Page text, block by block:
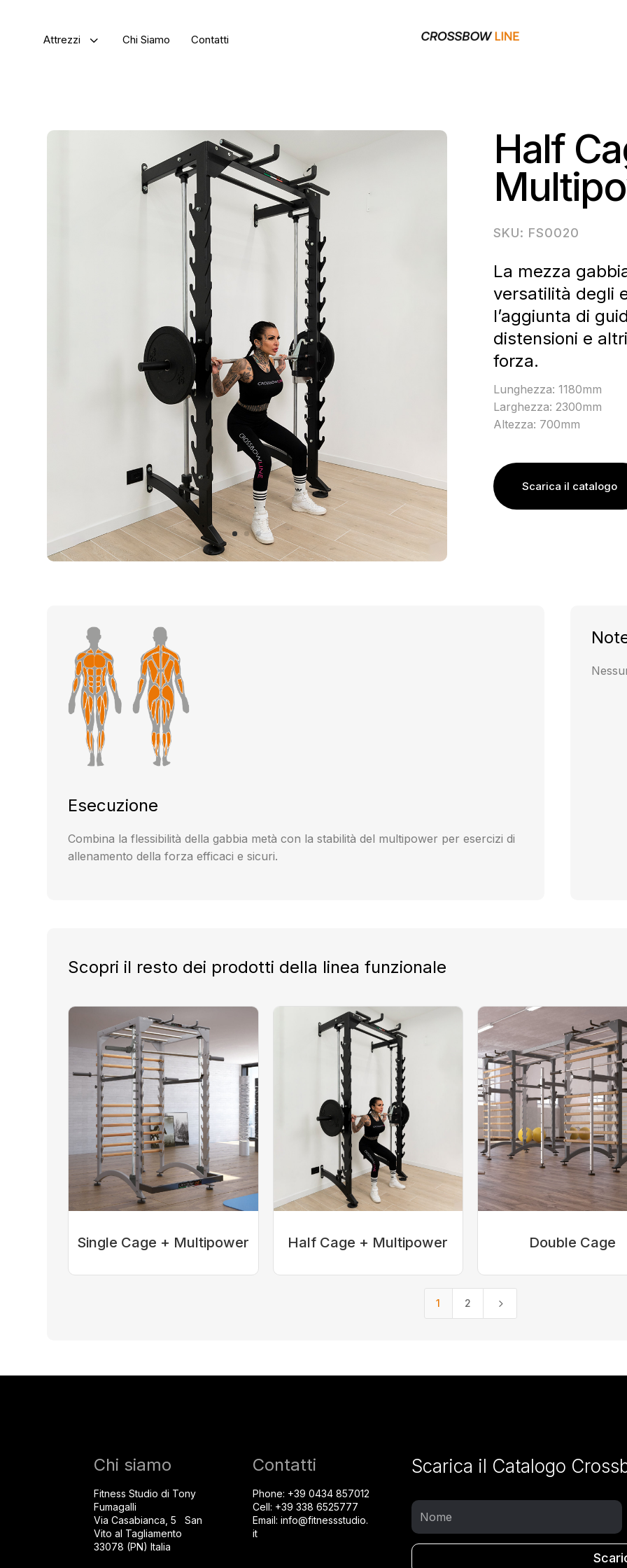
3
Attrezzi Chi Siamo Contatti
Half
SKU: FS0020
La mezza
versatilità degli
l’aggiunta di
distensioni e
forza.
Lunghezza: 1180mm
Larghezza: 2300mm
Altezza: 700mm
Scarica il catalogo
Esecuzione
Combina la flessibilità della gabbia metà con la stabilità del multipower per esercizi di
allenamento della forza efficaci e sicuri.
Scopri il resto dei prodotti della linea funzionale
Single Cage + Multipower Half Cage + Multipower Double Cage
1 2 5
Chi siamo
Fitness Studio di Tony
Fumagalli
Via Casabianca, 5 San
Vito al Tagliamento
33078 (PN) Italia
Contatti
Phone: +39 0434 857012
Cell: +39 338 6525777
Email:info@fitnessstudio.
it
Scarica il Catalogo